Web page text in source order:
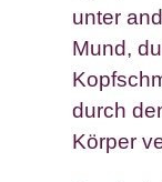
unter
Mund,
durch
Körper